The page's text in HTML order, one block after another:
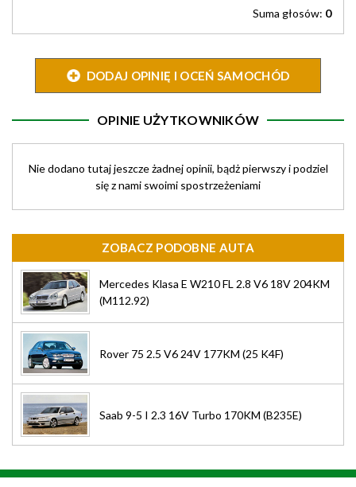
Suma głosów: 0
DODAJ OPINIĘ I OCEŃ SAMOCHÓD
OPINIE UŻYTKOWNIKÓW
Nie dodano tutaj jeszcze żadnej opinii, bądż pierwszy i podziel
się z nami swoimi spostrzeżeniami
ZOBACZ PODOBNE AUTA
Mercedes Klasa E W210 FL 2.8 V6 18V 204KM
(M112.92)
Rover 75 2.5 V6 24V 177KM (25 K4F)
Saab 9-5 I 2.3 16V Turbo 170KM (B235E)